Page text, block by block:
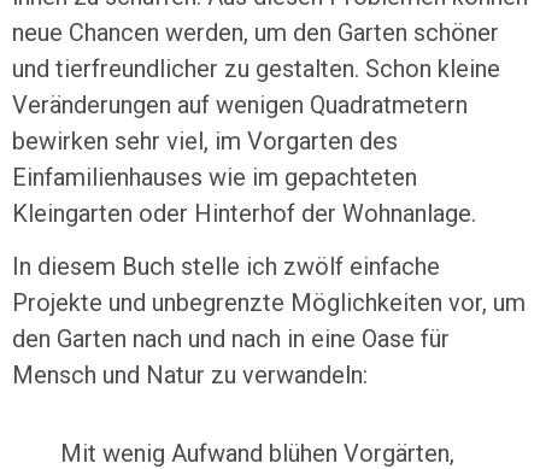
neue Chancen werden, um den Garten schöner
und tierfreundlicher zu gestalten. Schon kleine
Veränderungen auf wenigen Quadratmetern
bewirken sehr viel, im Vorgarten des
Einfamilienhauses wie im gepachteten
Kleingarten oder Hinterhof der Wohnanlage.
In diesem Buch stelle ich zwölf einfache
Projekte und unbegrenzte Möglichkeiten vor, um
den Garten nach und nach in eine Oase für
Mensch und Natur zu verwandeln:
Mit wenig Aufwand blühen Vorgärten,